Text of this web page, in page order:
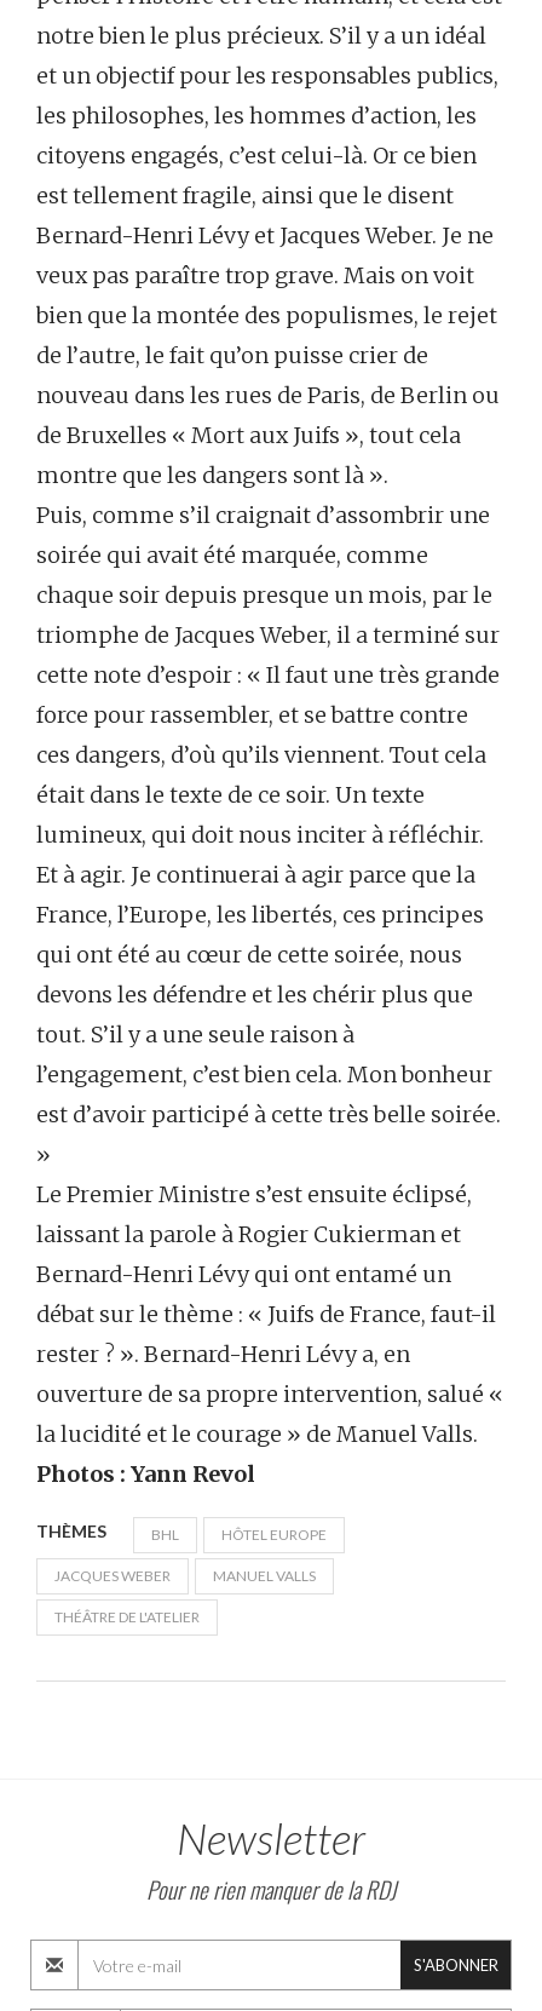
notre bien le plus précieux. S’il y a un idéal
et un objectif pour les responsables publics,
les philosophes, les hommes d’action, les
citoyens engagés, c’est celui-là. Or ce bien
est tellement fragile, ainsi que le disent
Bernard-Henri Lévy et Jacques Weber. Je ne
veux pas paraître trop grave. Mais on voit
bien que la montée des populismes, le rejet
de l’autre, le fait qu’on puisse crier de
nouveau dans les rues de Paris, de Berlin ou
de Bruxelles « Mort aux Juifs », tout cela
montre que les dangers sont là ».
Puis, comme s’il craignait d’assombrir une
soirée qui avait été marquée, comme
chaque soir depuis presque un mois, par le
triomphe de Jacques Weber, il a terminé sur
cette note d’espoir : « Il faut une très grande
force pour rassembler, et se battre contre
ces dangers, d’où qu’ils viennent. Tout cela
était dans le texte de ce soir. Un texte
lumineux, qui doit nous inciter à réfléchir.
Et à agir. Je continuerai à agir parce que la
France, l’Europe, les libertés, ces principes
qui ont été au cœur de cette soirée, nous
devons les défendre et les chérir plus que
tout. S’il y a une seule raison à
l’engagement, c’est bien cela. Mon bonheur
est d’avoir participé à cette très belle soirée.
»
Le Premier Ministre s’est ensuite éclipsé,
laissant la parole à Rogier Cukierman et
Bernard-Henri Lévy qui ont entamé un
débat sur le thème : « Juifs de France, faut-il
rester ? ». Bernard-Henri Lévy a, en
ouverture de sa propre intervention, salué «
la lucidité et le courage » de Manuel Valls.
Photos : Yann Revol
THÈMES BHL HÔTEL EUROPE
JACQUES WEBER MANUEL VALLS
THÉÂTRE DE L'ATELIER
Newsletter
Pour ne rien manquer de la RDJ
S'ABONNER